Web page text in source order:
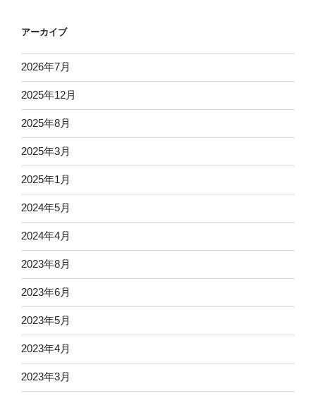
アーカイブ
2026年7月
2025年12月
2025年8月
2025年3月
2025年1月
2024年5月
2024年4月
2023年8月
2023年6月
2023年5月
2023年4月
2023年3月